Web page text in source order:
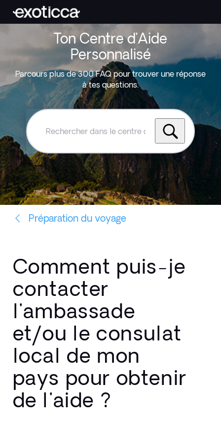
Ton Centre d’Aide
Personnalisé
Parcours plus de 300 FAQ pour trouver une réponse
à tes questions.
Rechercher
le
centre
d'aide
Exoticca
Préparation du voyage
Comment puis-je
contacter
l'ambassade
et/ou le consulat
local de mon
pays pour obtenir
de l'aide ?